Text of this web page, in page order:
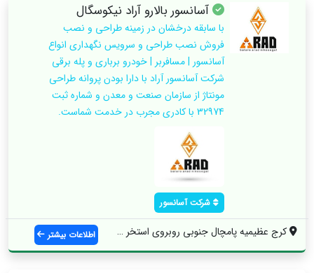
آسانسور بالارو آراد نیکوسگال
با سابقه درخشان در زمینه طراحی و نصب
فروش نصب طراحی و سرویس نگهداری انواع
آسانسور | مسافربر | خودرو برباری و پله برقی
شرکت آسانسور آراد با دارا بودن پروانه طراحی
مونتاژ از سازمان صنعت و معدن و شماره ثبت
32974 با کادری مجرب در خدمت شماست.
شرکت آسانسور
کرج عظیمیه پامچال جنوبی روبروی استخر پام... اطلاعات بیشتر